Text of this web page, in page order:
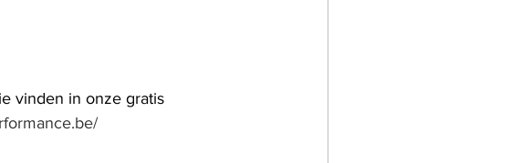
vinden in onze gratis